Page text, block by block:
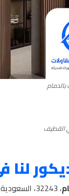
، 32243، السعودية.